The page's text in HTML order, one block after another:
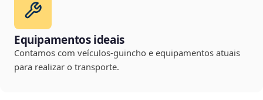
Equipamentos ideais
Contamos com veículos-guincho e equipamentos atuais
para realizar o transporte.